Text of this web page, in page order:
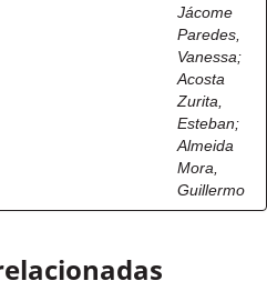
Jácome
Paredes,
Vanessa;
Acosta
Zurita,
Esteban;
Almeida
Mora,
Guillermo